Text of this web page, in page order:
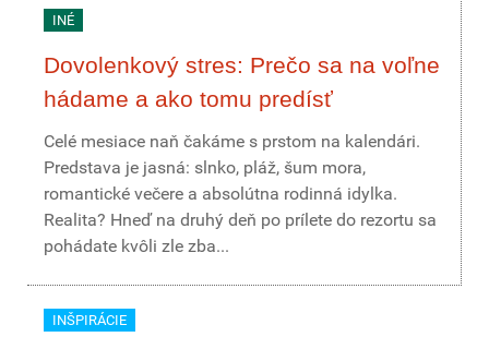
INÉ
Dovolenkový stres: Prečo sa na voľne
hádame a ako tomu predísť
Celé mesiace naň čakáme s prstom na kalendári.
Predstava je jasná: slnko, pláž, šum mora,
romantické večere a absolútna rodinná idylka.
Realita? Hneď na druhý deň po prílete do rezortu sa
pohádate kvôli zle zba...
INŠPIRÁCIE